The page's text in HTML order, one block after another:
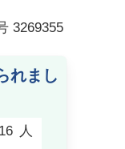
3269355
れまし
16 人